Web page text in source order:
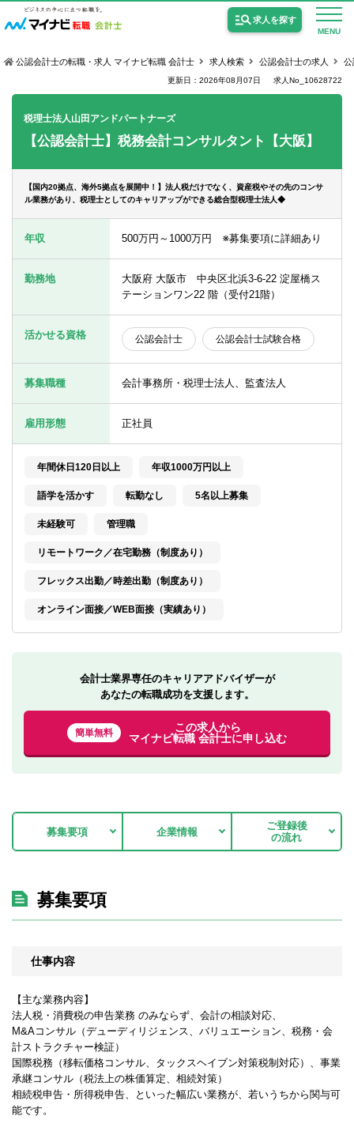
MENU
求人を探す
公認会計士の求人
監査法人の求人
USCPA（米国公認会計士）の求人
女性会計士の転職
個別転職相談会・セミナー
サービス紹介
転職お役立ち情報
求人情報
公認会計士の転職・求人 マイナビ転職 会計士 求人検索 公認会計士の求人 公
更新日：2026年08月07日 求人No_10628722
税理士法人山田アンドパートナーズ
【公認会計士】税務会計コンサルタント【大阪】
【国内20拠点、海外5拠点を展開中！】法人税だけでなく、資産税やその先のコンサ
ル業務があり、税理士としてのキャリアップができる総合型税理士法人◆
年収 500万円～1000万円 ※募集要項に詳細あり
勤務地
大阪府 大阪市 中央区北浜3-6-22 淀屋橋ス
テーションワン22 階（受付21階）
活かせる資格 公認会計士 公認会計士試験合格
募集職種 会計事務所・税理士法人、監査法人
雇用形態 正社員
年間休日120日以上 年収1000万円以上
語学を活かす 転勤なし 5名以上募集
未経験可 管理職
リモートワーク／在宅勤務（制度あり）
フレックス出勤／時差出勤（制度あり）
オンライン面接／WEB面接（実績あり）
会計士業界専任のキャリアアドバイザーが
あなたの転職成功を支援します。
簡単無料
この求人から
マイナビ転職 会計士に申し込む
募集要項 企業情報
ご登録後
の流れ
募集要項
仕事内容
【主な業務内容】
法人税・消費税の申告業務 のみならず、会計の相談対応、
M&Aコンサル（デューディリジェンス、バリュエーション、税務・会
計ストラクチャー検証）
国際税務（移転価格コンサル、タックスヘイブン対策税制対応）、事業
承継コンサル（税法上の株価算定、相続対策）
相続税申告・所得税申告、といった幅広い業務が、若いうちから関与可
能です。